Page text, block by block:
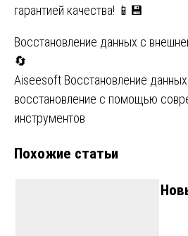
гарантией качества! 📱💾
Навигация
по
записям
Восстановление данных с
🔄
Aiseesoft Восстановление
восстановление с помощью
инструментов
Похожие статьи